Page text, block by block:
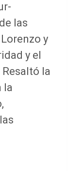
las
y
y el
la
la